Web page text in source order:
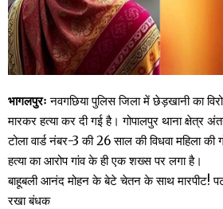
भागलपुरः नवगछिया पुलिस जिला में छेड़खानी का
मारकर हत्या कर दी गई है। गोपालपुर थाना क्षेत्र
टोला वार्ड नंबर-3 की 26 साल की विधवा महिला की
हत्या का आरोप गांव के ही एक शख्स पर लगा है।
बाहूबली आनंद मोहन के बेटे चेतन के साथ मारपीट!
रखा बंधक